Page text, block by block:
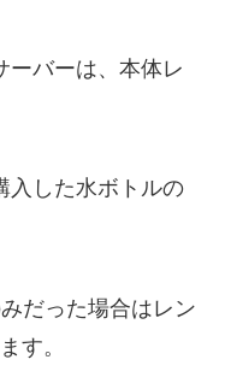
ーバーは、本体レ
入した水ボトルの
だった場合はレン
す。